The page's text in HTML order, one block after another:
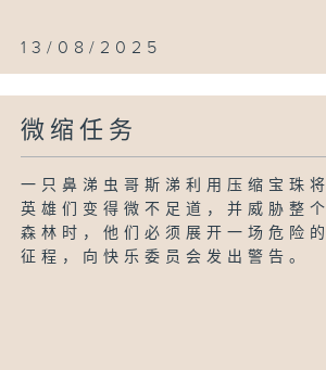
13/08/2025
微缩任务
一只鼻涕虫哥斯涕利用压缩宝珠将
英雄们变得微不足道，并威胁整个
森林时，他们必须展开一场危险的
征程，向快乐委员会发出警告。